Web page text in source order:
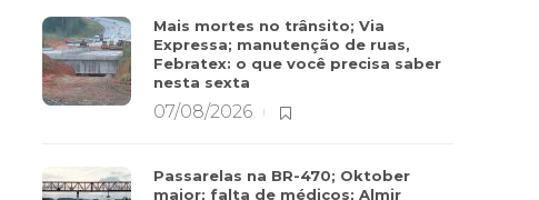
Mais mortes no trânsito; Via
Expressa; manutenção de ruas,
Febratex: o que você precisa saber
nesta sexta
07/08/2026
Passarelas na BR-470; Oktober
maior; falta de médicos; Almir